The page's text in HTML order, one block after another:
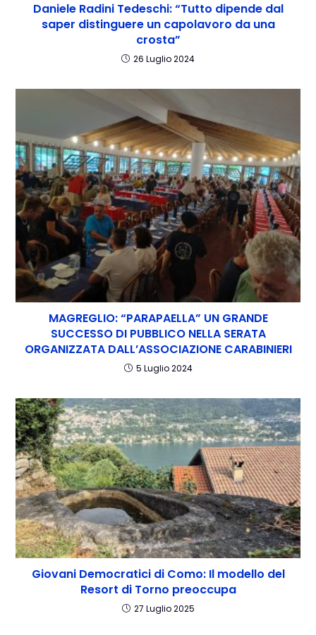
Daniele Radini Tedeschi: “Tutto dipende dal
saper distinguere un capolavoro da una
crosta”
26 Luglio 2024
MAGREGLIO: “PARAPAELLA” UN GRANDE
SUCCESSO DI PUBBLICO NELLA SERATA
ORGANIZZATA DALL’ASSOCIAZIONE CARABINIERI
5 Luglio 2024
Giovani Democratici di Como: Il modello del
Resort di Torno preoccupa
27 Luglio 2025